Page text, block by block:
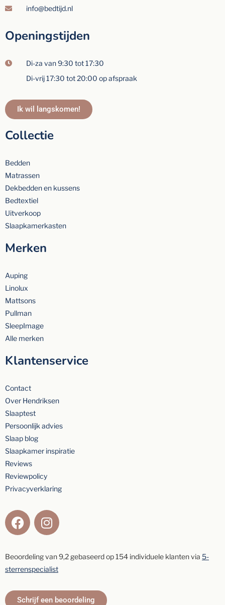
info@bedtijd.nl
Openingstijden
Di-za van 9:30 tot 17:30
Di-vrij 17:30 tot 20:00 op afspraak
Ik wil langskomen!
Collectie
Bedden
Matrassen
Dekbedden en kussens
Bedtextiel
Uitverkoop
Slaapkamerkasten
Merken
Auping
Linolux
Mattsons
Pullman
SleepImage
Alle merken
Klantenservice
Contact
Over Hendriksen
Slaaptest
Persoonlijk advies
Slaap blog
Slaapkamer inspiratie
Reviews
Reviewpolicy
Privacyverklaring
Beoordeling van9,2 gebaseerd op154 individuele klanten via 5-
sterrenspecialist
Schrijf een beoordeling